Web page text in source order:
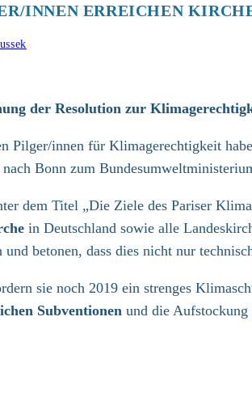
INNEN ERREICHEN
der Resolution zur
Pilger/innen für Klimagerechtigkeit
Bonn zum
dem Titel „Die Ziele des Pariser
in Deutschland sowie alle
und betonen, dass dies nicht nur
sie noch 2019 ein strenges
Subventionen und die